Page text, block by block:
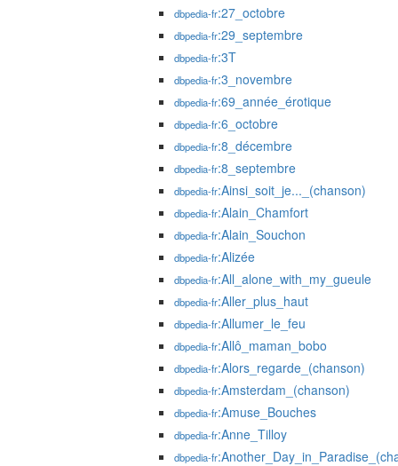
dbpedia-fr:27_octobre
dbpedia-fr:29_septembre
dbpedia-fr:3T
dbpedia-fr:3_novembre
dbpedia-fr:69_année_érotique
dbpedia-fr:6_octobre
dbpedia-fr:8_décembre
dbpedia-fr:8_septembre
dbpedia-fr:Ainsi_soit_je..._(chanson)
dbpedia-fr:Alain_Chamfort
dbpedia-fr:Alain_Souchon
dbpedia-fr:Alizée
dbpedia-fr:All_alone_with_my_gueule
dbpedia-fr:Aller_plus_haut
dbpedia-fr:Allumer_le_feu
dbpedia-fr:Allô_maman_bobo
dbpedia-fr:Alors_regarde_(chanson)
dbpedia-fr:Amsterdam_(chanson)
dbpedia-fr:Amuse_Bouches
dbpedia-fr:Anne_Tilloy
dbpedia-fr